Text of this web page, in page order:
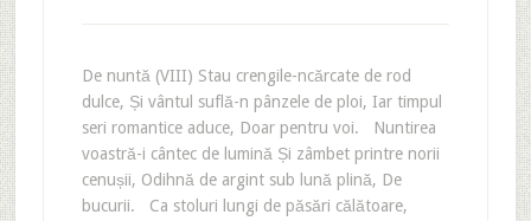
De nuntă (VIII) Stau crengile-ncărcate de rod
dulce, Și vântul suflă-n pânzele de ploi, Iar timpul
seri romantice aduce, Doar pentru voi. Nuntirea
voastră-i cântec de lumină Și zâmbet printre norii
cenușii, Odihnă de argint sub lună plină, De
bucurii. Ca stoluri lungi de păsări călătoare,